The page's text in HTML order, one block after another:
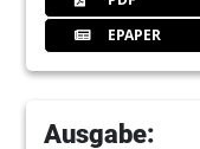
EPAPER
Ausgabe: